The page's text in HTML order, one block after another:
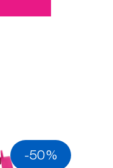
-50%